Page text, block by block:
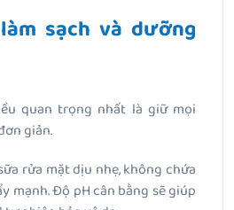
sạch và dưỡng
quan trọng nhất là giữ mọi
giản.
rửa mặt dịu nhẹ, không chứa
mạnh. Độ pH cân bằng sẽ giúp